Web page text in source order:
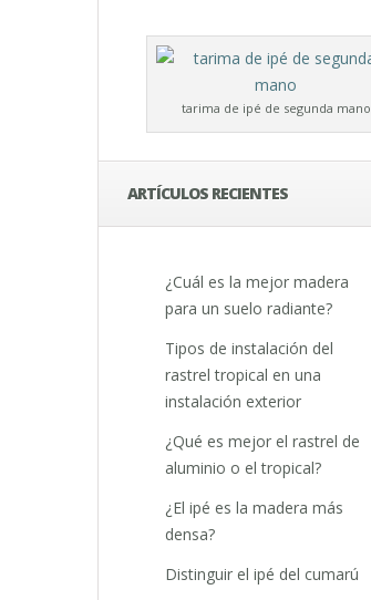
tarima de ipé de segunda mano
ARTÍCULOS RECIENTES
¿Cuál es la mejor madera
para un suelo radiante?
Tipos de instalación del
rastrel tropical en una
instalación exterior
¿Qué es mejor el rastrel de
aluminio o el tropical?
¿El ipé es la madera más
densa?
Distinguir el ipé del cumarú